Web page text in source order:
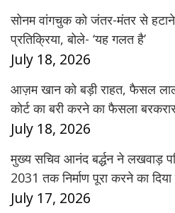
सोनम वांगचुक को जंतर-मंतर से हटाने
प्रतिक्रिया, बोले- ‘यह गलत है’
July 18, 2026
आज़म खान को बड़ी राहत, फैसल
कोर्ट का बरी करने का फैसला
July 18, 2026
मुख्य सचिव आनंद बर्द्धन ने लखवाड़
2031 तक निर्माण पूरा करने का दिया
July 17, 2026